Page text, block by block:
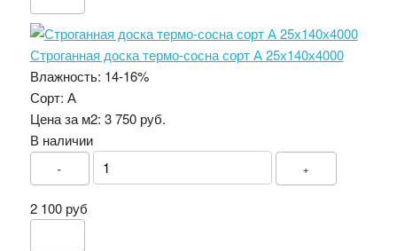
Строганная доска термо-сосна сорт А 25х140х4000
Влажность: 14-16%
Сорт: А
Цена за м2: 3 750 руб.
В наличии
- +
2 100 руб